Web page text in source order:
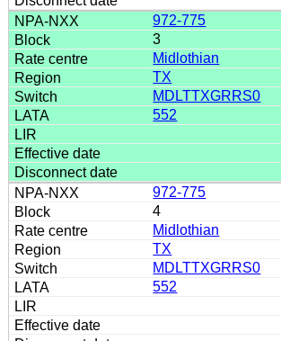
972-775
3
Midlothian
TX
MDLTTXGRRS0
552
972-775
4
Midlothian
TX
MDLTTXGRRS0
552